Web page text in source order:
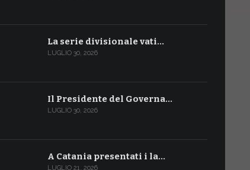
La serie divisionale vati…
LUGLIO 30, 2026
Il Presidente del Governa…
LUGLIO 30, 2026
A Catania presentati i la…
LUGLIO 21, 2026